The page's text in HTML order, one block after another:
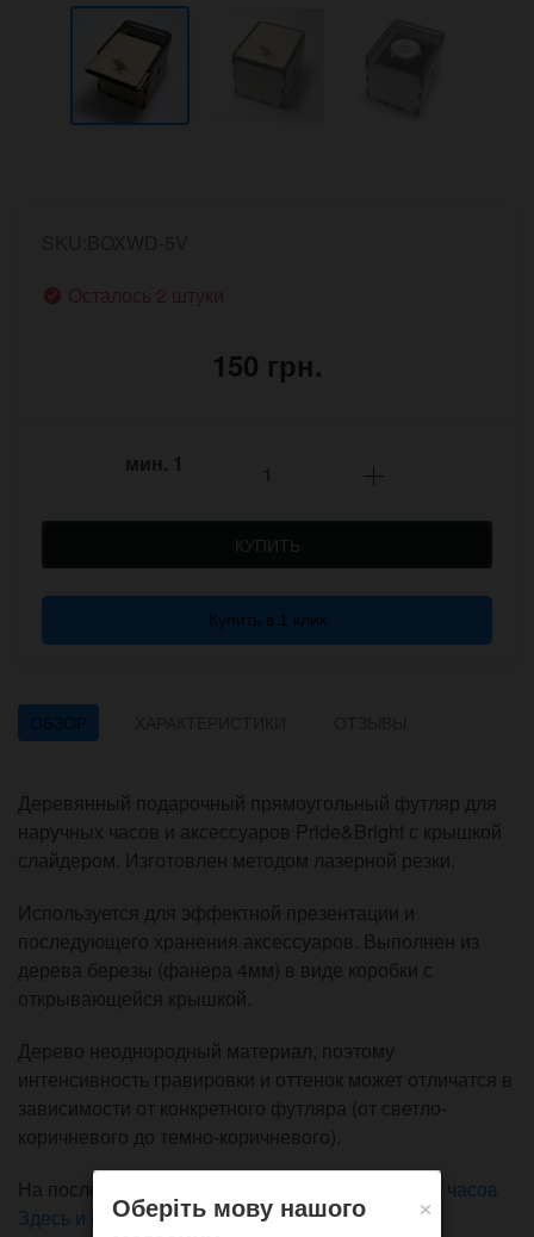
Осталось 2 штуки
150 грн.
мин. 1
КУПИТЬ
Купить в 1 клик
ОБЗОР
Деревянный подарочный прямоугольный футляр для
наручных часов и аксессуаров Pride&Bright с крышкой
слайдером. Изготовлен методом лазерной резки.
Используется для эффектной презентации и
последующего хранения аксессуаров. Выполнен из
дерева березы (фанера 4мм) в виде коробки с
открывающейся крышкой.
Дерево неоднородный материал, поэтому
интенсивность гравировки и оттенок может отличатся в
зависимости от конкретного футляра (от светло-
коричневого до темно-коричневого).
На последнем фото пример упаковки
наручных часов
Здесь и сейчасс использованием ложемента.
×
Оберіть мову нашого